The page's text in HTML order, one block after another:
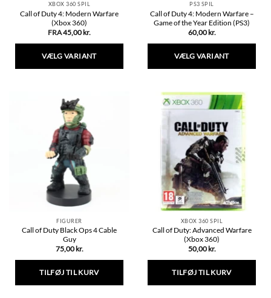
XBOX 360 SPIL
Call of Duty 4: Modern Warfare
(Xbox 360)
FRA45,00 kr.
VÆLG VARIANT
har
flere
varianter.
Mulighederne
kan
vælges
på
varesiden
PS3 SPIL
Call of Duty 4: Modern Warfare –
Game of the Year Edition (PS3)
60,00 kr.
VÆLG VARIANT
har
flere
varianter.
Mulighederne
kan
vælges
på
varesiden
FIGURER
Call of Duty Black Ops 4 Cable
Guy
75,00 kr.
TILFØJ TIL KURV
XBOX 360 SPIL
Call of Duty: Advanced Warfare
(Xbox 360)
50,00 kr.
TILFØJ TIL KURV